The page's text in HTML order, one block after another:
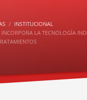
INSTITUCIONAL
INCORPORA LA TECNOLOGÍA